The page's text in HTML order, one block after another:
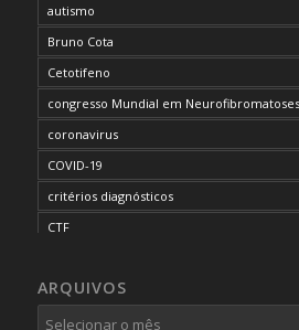
autismo
Bruno Cota
Cetotifeno
congresso Mundial em Neurofibromatoses
coronavirus
COVID-19
critérios diagnósticos
CTF
desordem do processamento auditivo
diagnóstico
ARQUIVOS